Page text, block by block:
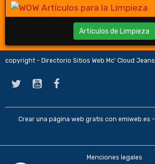
Artículos de Limpieza
copyright - Directorio Sitios Web Mc' Cloud Jeans
Crear una página web gratis con emiweb.es -
Menciones legales